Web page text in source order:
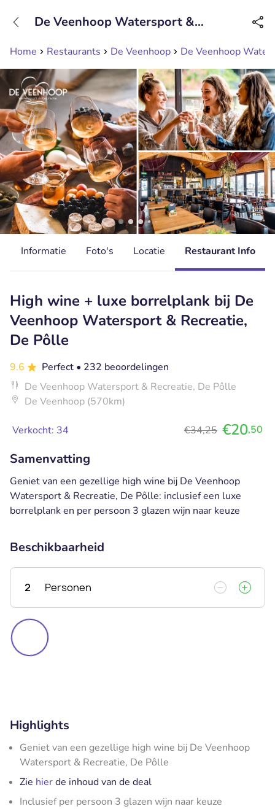
Bereikbaar tot 23:00 uur
Home Restaurants De Veenhoop De Veenhoop
De Veenhoop Watersport &
Informatie Foto's Locatie Restaurant Info
High wine + luxe borrelplank bij De
Veenhoop Watersport & Recreatie,
De Pôlle
9.6 Perfect • 232 beoordelingen
De Veenhoop Watersport & Recreatie, De Pôlle
De Veenhoop (570km)
Verkocht: 34 €34,25 €20,50
Samenvatting
Geniet van een gezellige high wine bij De Veenhoop
Watersport & Recreatie, De Pôlle: inclusief een luxe
borrelplank en per persoon 3 glazen wijn naar keuze
Beschikbaarheid
2 Personen
Highlights
Geniet van een gezellige high wine bij De Veenhoop
Watersport & Recreatie, De Pôlle
Zie hierde inhoud van de deal
Inclusief per persoon 3 glazen wijn naar keuze